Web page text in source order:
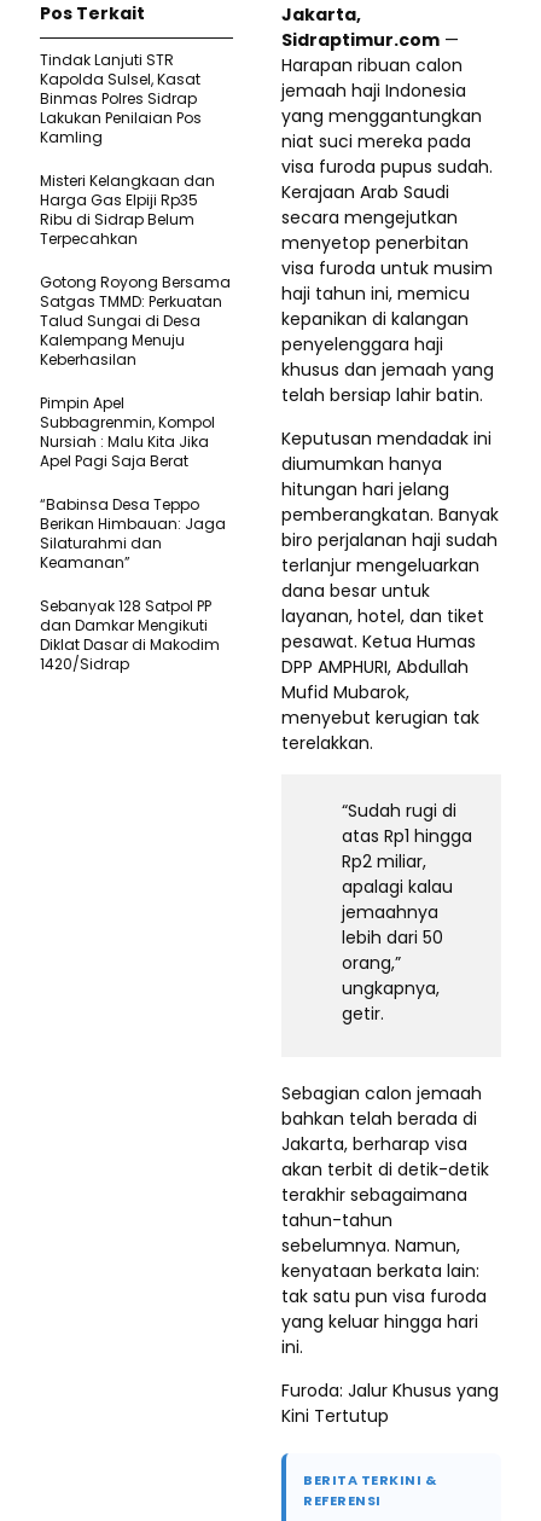
Jakarta,
Sidraptimur.com —
Harapan ribuan calon
jemaah haji Indonesia
yang menggantungkan
niat suci mereka pada
visa furoda pupus sudah.
Kerajaan Arab Saudi
secara mengejutkan
menyetop penerbitan
visa furoda untuk musim
haji tahun ini, memicu
kepanikan di kalangan
penyelenggara haji
khusus dan jemaah yang
telah bersiap lahir batin.
Keputusan mendadak ini
diumumkan hanya
hitungan hari jelang
pemberangkatan. Banyak
biro perjalanan haji sudah
terlanjur mengeluarkan
dana besar untuk
layanan, hotel, dan tiket
pesawat. Ketua Humas
DPP AMPHURI, Abdullah
Mufid Mubarok,
menyebut kerugian tak
terelakkan.
“Sudah rugi di
atas Rp1 hingga
Rp2 miliar,
apalagi kalau
jemaahnya
lebih dari 50
orang,”
ungkapnya,
getir.
Sebagian calon jemaah
bahkan telah berada di
Jakarta, berharap visa
akan terbit di detik-detik
terakhir sebagaimana
tahun-tahun
sebelumnya. Namun,
kenyataan berkata lain:
tak satu pun visa furoda
yang keluar hingga hari
ini.
Furoda: Jalur Khusus yang
Kini Tertutup
BERITA TERKINI &
REFERENSI
Pos Terkait
Tindak Lanjuti STR
Kapolda Sulsel, Kasat
Binmas Polres Sidrap
Lakukan Penilaian Pos
Kamling
Misteri Kelangkaan dan
Harga Gas Elpiji Rp35
Ribu di Sidrap Belum
Terpecahkan
Gotong Royong Bersama
Satgas TMMD: Perkuatan
Talud Sungai di Desa
Kalempang Menuju
Keberhasilan
Pimpin Apel
Subbagrenmin, Kompol
Nursiah : Malu Kita Jika
Apel Pagi Saja Berat
“Babinsa Desa Teppo
Berikan Himbauan: Jaga
Silaturahmi dan
Keamanan”
Sebanyak 128 Satpol PP
dan Damkar Mengikuti
Diklat Dasar di Makodim
1420/Sidrap